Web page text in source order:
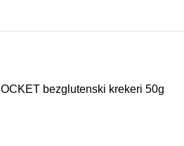
bezglutenski krekeri 50g